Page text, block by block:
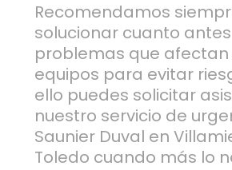
Recomendamos
solucionar cuanto
problemas que afectan
equipos para evitar
ello puedes solicitar
nuestro servicio de
Saunier Duval en
Toledo cuando más lo